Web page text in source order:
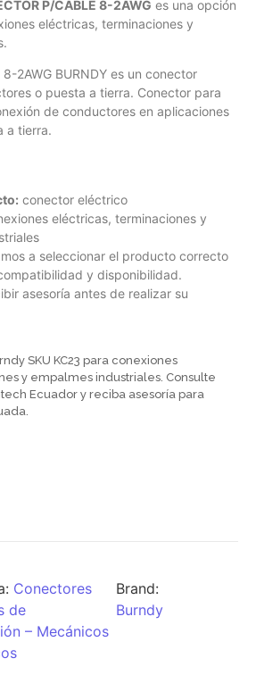
P/CABLE 8-2AWG es una opción
eléctricas, terminaciones y
8-2AWG BURNDY es un conector
o puesta a tierra. Conector para
de conductores en aplicaciones
a tierra.
conector eléctrico
eléctricas, terminaciones y
a seleccionar el producto correcto
y disponibilidad.
asesoría antes de realizar su
SKU KC23 para conexiones
y empalmes industriales. Consulte
Ecuador y reciba asesoría para
Conectores
de
– Mecánicos
Brand:
Burndy